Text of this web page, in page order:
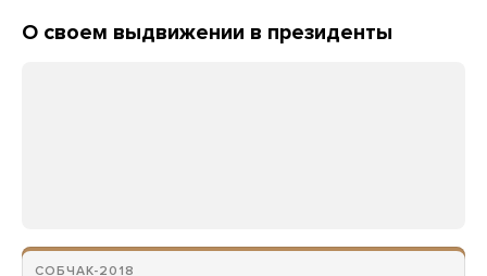
О своем выдвижении в президенты
СОБЧАК-2018